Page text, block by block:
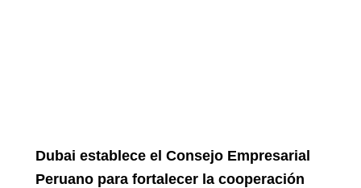
Dubai establece el Consejo Empresarial
Peruano para fortalecer la cooperación